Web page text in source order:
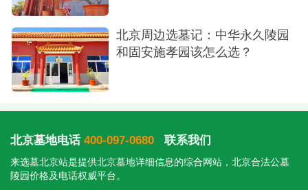
北京周边选墓记：中华永久陵园
和固安施孝园该怎么选？
北京墓地电话 400-097-0680 联系我们
来选墓北京站是提供北京墓地详细信息的综合网站，北京合法公墓
陵园价格及电话权威平台。